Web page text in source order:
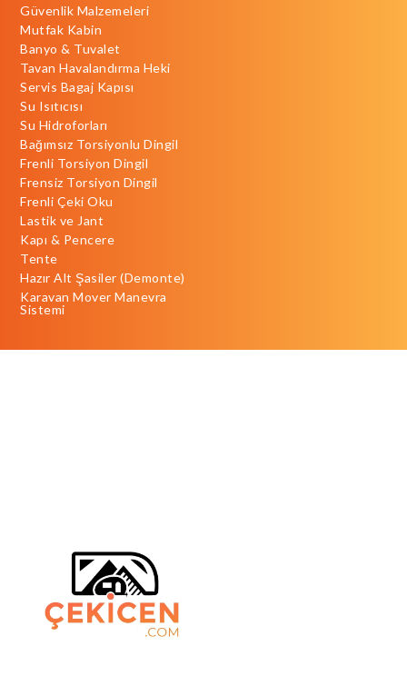
Güvenlik Malzemeleri
Mutfak Kabin
Banyo & Tuvalet
Tavan Havalandırma Heki
Servis Bagaj Kapısı
Su Isıtıcısı
Su Hidroforları
Bağımsız Torsiyonlu Dingil
Frenli Torsiyon Dingil
Frensiz Torsiyon Dingil
Frenli Çeki Oku
Lastik ve Jant
Kapı & Pencere
Tente
Hazır Alt Şasiler (Demonte)
Karavan Mover Manevra
Sistemi